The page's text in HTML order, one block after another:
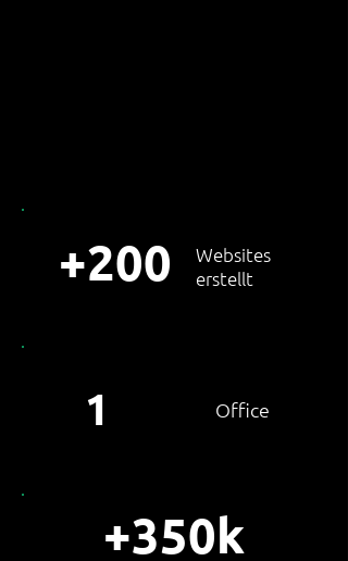
+200
Websites
erstellt
1 Office
+350k